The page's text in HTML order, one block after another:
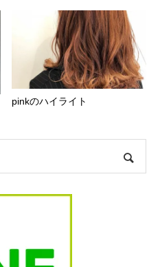
pinkのハイライト